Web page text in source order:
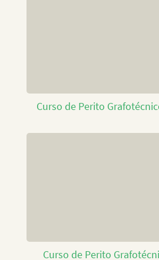
Curso de Perito
Curso de Perito